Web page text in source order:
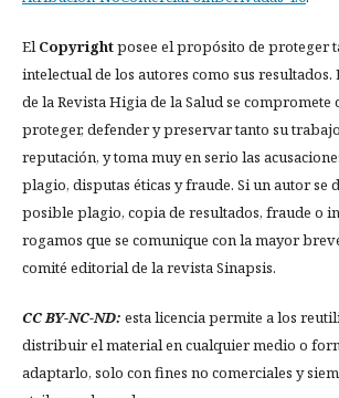
ElCopyrightposee el propósito de proteger
intelectual de los autores como sus
de la Revista Higia de la Salud se compromete
proteger, defender y preservar tanto su
reputación, y toma muy en serio las
plagio, disputas éticas y fraude. Si un autor se
posible plagio, copia de resultados, fraude o
rogamos que se comunique con la mayor
comité editorial de la revista Sinapsis.
CC BY-NC-ND: esta licencia permite a los
distribuir el material en cualquier medio o
adaptarlo, solo con fines no comerciales y